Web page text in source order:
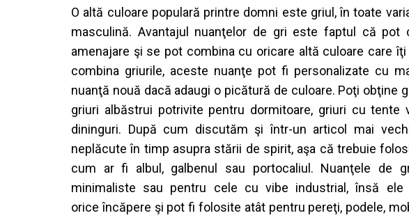
O altă culoare populară printre domni este griul ,în toate
masculină. Avantajul nuanţelor de gri este faptul că pot
amenajare şi se pot combina cu oricare altă culoare careîţi
combina griurile, aceste nuanţe pot fi personalizate cu
nuanţă nouă dacă adaugi o picătură de culoare. Poţi obţine
griuri albăstrui potrivite pentru dormitoare, griuri cutente
dininguri. După cum discutăm şi într-un articol mai
nepl ăcute în timp asupra stării de spirit, aşa că trebuie
cum arfi albul , galbenul sau portocaliul . Nuanţele de
minimaliste sau pentru cele cu vibe industrial,însă ele
oriceîncăpere şi pot fifolosite atât pentru pereţi, podele,